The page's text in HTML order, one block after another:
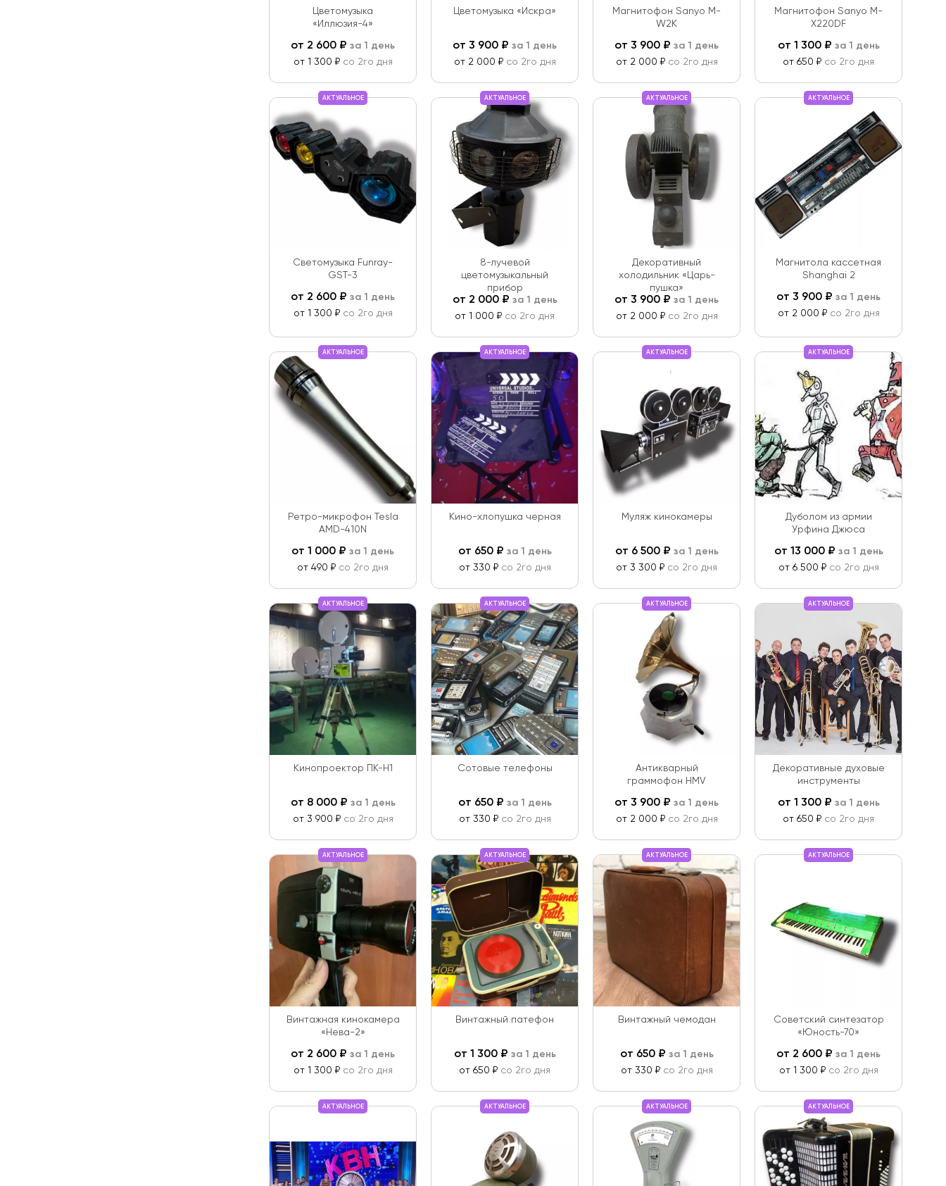
Цветомузыка
«Иллюзия-4»
от 2 600 ₽ за 1 день
от 1 300 ₽ со 2го дня
Цветомузыка «Искра»
от 3 900 ₽ за 1 день
от 2 000 ₽ со 2го дня
Магнитофон Sanyo M-
W2K
от 3 900 ₽ за 1 день
от 2 000 ₽ со 2го дня
Магнитофон Sanyo M-
X220DF
от 1 300₽ за 1 день
от 650 ₽ со 2го дня
АКТУАЛЬНОЕ
Светомузыка Funray-
GST-3
от 2 600 ₽ за 1 день
от 1 300 ₽ со 2го дня
АКТУАЛЬНОЕ
8-лучевой
цветомузыкальный
прибор
от 2 000₽ за 1 день
от 1 000 ₽ со 2го дня
АКТУАЛЬНОЕ
Декоративный
холодильник «Царь-
пушка»
от 3 900 ₽ за 1 день
от 2 000 ₽ со 2го дня
АКТУАЛЬНОЕ
Магнитола кассетная
Shanghai 2
от 3 900 ₽ за 1 день
от 2 000 ₽ со 2го дня
АКТУАЛЬНОЕ
Ретро-микрофон Tesla
AMD-410N
от 1 000 ₽ за 1 день
от 490 ₽ со 2го дня
АКТУАЛЬНОЕ
Кино-хлопушка черная
от 650₽ за 1 день
от 330 ₽ со 2го дня
АКТУАЛЬНОЕ
Муляж кинокамеры
от 6 500₽ за 1 день
от 3 300 ₽ со 2го дня
АКТУАЛЬНОЕ
Дуболом из армии
Урфина Джюса
от 13 000₽ за 1 день
от 6 500 ₽ со 2го дня
АКТУАЛЬНОЕ
Кинопроектор ПК-Н1
от 8 000₽ за 1 день
от 3 900 ₽ со 2го дня
АКТУАЛЬНОЕ
Сотовые телефоны
от 650₽ за 1 день
от 330 ₽ со 2го дня
АКТУАЛЬНОЕ
Антикварный
граммофон HMV
от 3 900 ₽ за 1 день
от 2 000 ₽ со 2го дня
АКТУАЛЬНОЕ
Декоративные духовые
инструменты
от 1 300₽ за 1 день
от 650 ₽ со 2го дня
АКТУАЛЬНОЕ
Винтажная кинокамера
«Нева-2»
от 2 600 ₽ за 1 день
от 1 300 ₽ со 2го дня
АКТУАЛЬНОЕ
Винтажный патефон
от 1 300₽ за 1 день
от 650 ₽ со 2го дня
АКТУАЛЬНОЕ
Винтажный чемодан
от 650₽ за 1 день
от 330 ₽ со 2го дня
АКТУАЛЬНОЕ
Советский синтезатор
«Юность-70»
от 2 600 ₽ за 1 день
от 1 300 ₽ со 2го дня
АКТУАЛЬНОЕ АКТУАЛЬНОЕ АКТУАЛЬНОЕ АКТУАЛЬНОЕ